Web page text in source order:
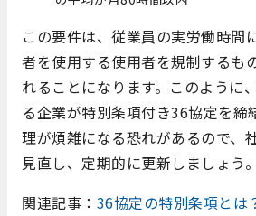
この要件は、従業員の実労働時間
者を使用する使用者を規制するも
れることになります。このように
る企業が特別条項付き36協定を締
理が煩雑になる恐れがあるので、
見直し、定期的に更新しましょう。
関連記事： 36協定の特別条項とは